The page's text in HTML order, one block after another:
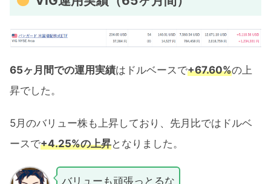
65ヶ月間での運用実績はドルベースで+67.60%の上
昇でした。
5月のバリュー株も上昇しており、先月比ではドルベ
ースで+4.25%の上昇となりました。
バリューも頑張っとるな